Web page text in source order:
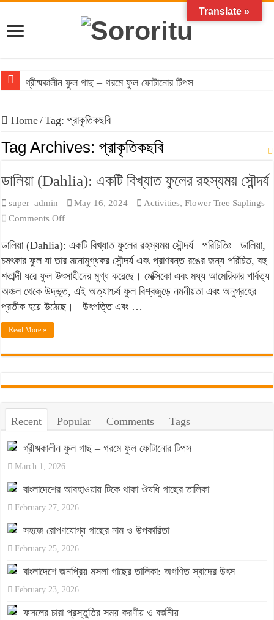
গ্রীষ্মকালীন ফুল গাছ – গরমে ফুল ফোটানোর টিপস
Home/Tag:প্রাকৃতিকছবি
Tag Archives:প্রাকৃতিকছবি
ডালিয়া (Dahlia): একটি বিখ্যাত ফুলের রহস্যময় সৌন্দর্য
super_admin May 16, 2024 Activities,Flower Tree Saplings
Comments Offon
(Dahlia):
একটি
বিখ্যাত
ফুলের
রহস্যময়
ডালিয়া (Dahlia): একটি বিখ্যাত ফুলের রহস্যময় সৌন্দর্য পরিচিতিঃ ডালিয়া,
চমৎকার ফুল যা তার মনোমুগ্ধকর সৌন্দর্য এবং প্রাণবন্ত রঙের জন্য পরিচিত, বহু
শতাব্দী ধরে ফুল উৎসাহীদের মুগ্ধ করেছে। মেক্সিকো এবং মধ্য আমেরিকার পার্বত্য
অঞ্চল থেকে উদ্ভূত, এই অত্যাশ্চর্য ফুল বিশ্বজুড়ে নমনীয়তা এবং অনুগ্রহের
প্রতীক হয়ে উঠেছে। উৎপত্তি এবং …
Read More »
Recent Popular Comments Tags
গ্রীষ্মকালীন ফুল গাছ – গরমে ফুল ফোটানোর টিপস
March 1, 2026
বাংলাদেশের আবহাওয়ায় টিকে থাকা ঔষধি গাছের তালিকা
February 27, 2026
সহজে রোপণযোগ্য গাছের নাম ও উপকারিতা
February 25, 2026
বাংলাদেশে জনপ্রিয় মসলা গাছের তালিকা: অগণিত স্বাদের উৎস
February 23, 2026
ফসলের চারা প্রস্তুতির সময় করণীয় ও বর্জনীয়
Translate »